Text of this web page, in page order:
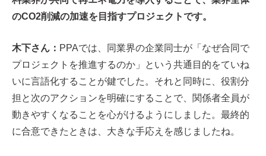
のCO2削減の加速を目指すプロジェクトです。
木下さん： PPAでは、同業界の企業同士が「なぜ合同で
プロジェクトを推進するのか」という共通目的をていね
いに言語化することが鍵でした。それと同時に、役割分
担と次のアクションを明確にすることで、関係者全員が
動きやすくなることを心がけるようにしました。最終的
に合意できたときは、大きな手応えを感じましたね。